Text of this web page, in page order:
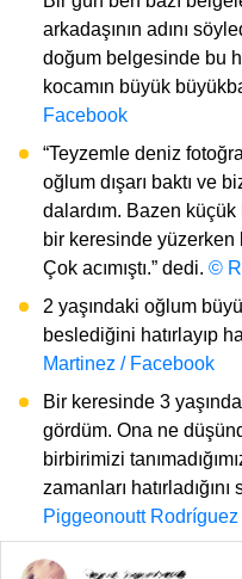
arkadaşının adını
doğum belgesinde bu
kocamın büyük
Facebook
“Teyzemle deniz
oğlum dışarı baktı ve
dalardım. Bazen küçük
bir keresinde yüzerken
Çok acımıştı.” dedi. ©
2 yaşındaki oğlum
beslediğini hatırlayıp
Martinez / Facebook
Bir keresinde 3
gördüm. Ona ne
birbirimizi
zamanları hatırladığını
Piggeonoutt